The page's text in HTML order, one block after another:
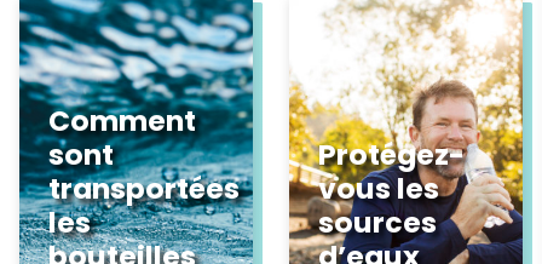
Comment
sont
transportées
les
Protégez-
vous les
sources